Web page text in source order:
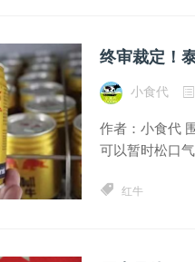
小食代
作者：小食代
可以暂时松口
红牛